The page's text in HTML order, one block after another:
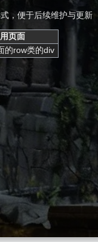
，便于后续维护与更新
页面
的row类的div